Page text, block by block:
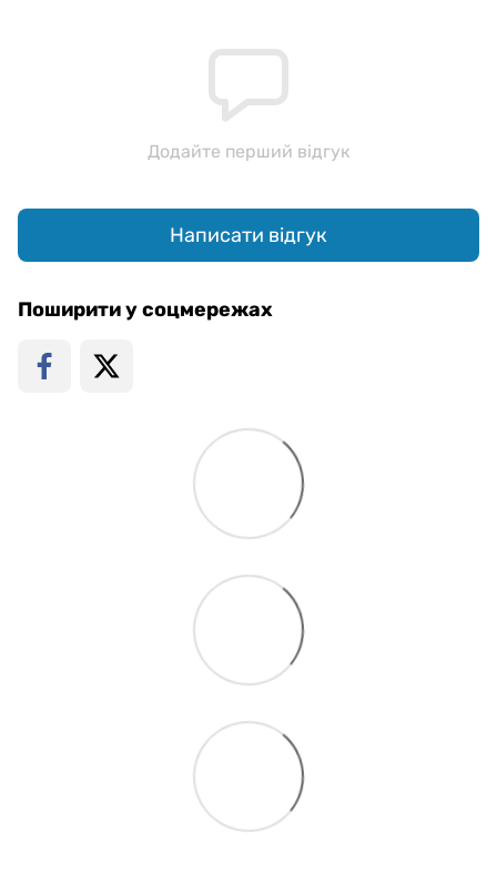
Додайте перший відгук
Написати відгук
Поширити у соцмережах